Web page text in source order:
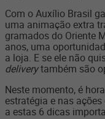
Com o Auxílio Brasil
uma animação extra
gramados do Oriente
anos, uma
a loja. E se ele não
deliverytambém são
Neste momento, é
estratégia e nas
a estas 6 dicas